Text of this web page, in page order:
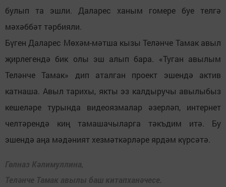
булып та эшли. Даларес ханым гомере буе телгә
мәхәббәт тәрбияли.
Бүген Даларес Мөхәм-мәтша кызы Теләнче Тамак авыл
җирлегендә бик олы эш алып бара. «Туган авылым
Теләнче Тамак» дип аталган проект эшендә актив
катнаша. Авыл тарихы, якты эз калдыручы авылыбыз
кешеләре турында видеоязмалар әзерләп, интернет
челтәрендә киң тамашачыларга тәкъдим итә. Бу
эшендә аңа мәдәният хезмәткәрләре ярдәм күрсәтә.
Гөлназ Кәлимуллина,
Теләнче Тамак авылы баш китапханәчесе.